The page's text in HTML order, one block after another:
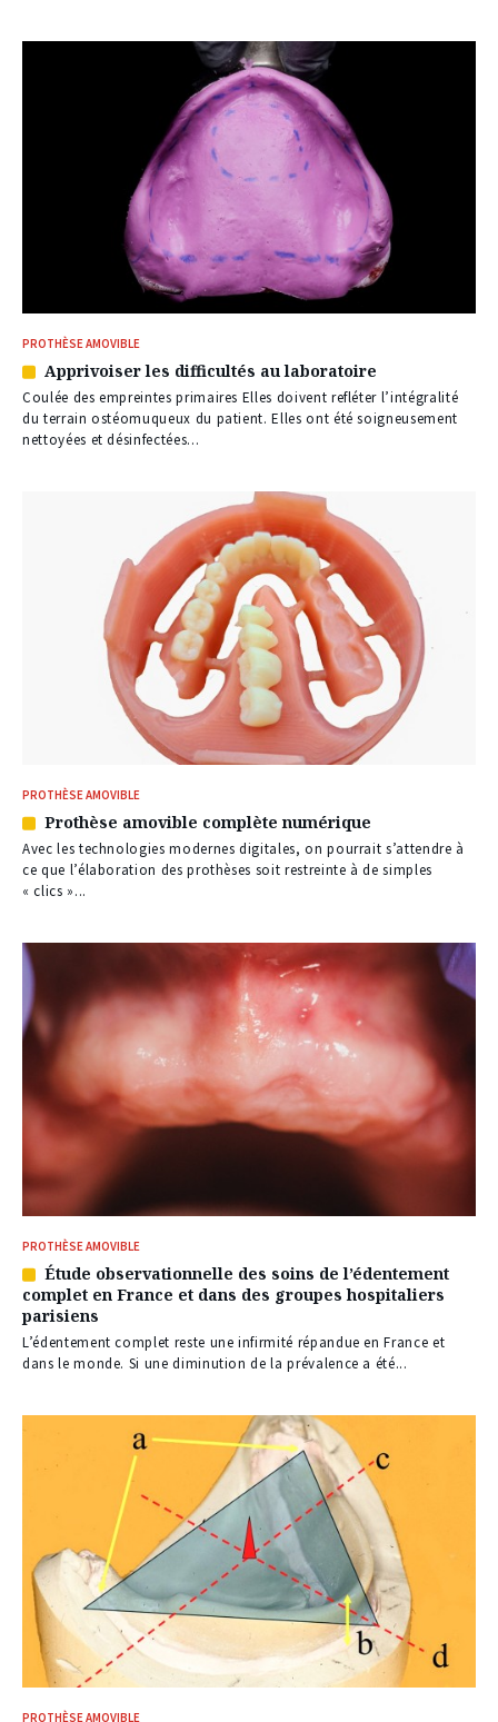
PROTHÈSE AMOVIBLE
Article
réservé
à
nos
Apprivoiser les difficultés au laboratoire
Coulée des empreintes primaires Elles doivent refléter l’intégralité
du terrain ostéomuqueux du patient. Elles ont été soigneusement
nettoyées et désinfectées...
PROTHÈSE AMOVIBLE
Article
réservé
à
nos
Prothèse amovible complète numérique
Avec les technologies modernes digitales, on pourrait s’attendre à
ce que l’élaboration des prothèses soit restreinte à de simples
« clics »...
PROTHÈSE AMOVIBLE
Article
réservé
à
nos
abonnés
Étude observationnelle des soins de l’édentement
complet en France et dans des groupes hospitaliers
parisiens
L’édentement complet reste une infirmité répandue en France et
dans le monde. Si une diminution de la prévalence a été...
PROTHÈSE AMOVIBLE